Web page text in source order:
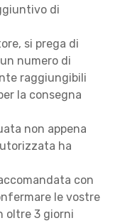
di
si prega di
numero di
raggiungibili
la consegna
non appena
ha
con
le vostre
oltre 3 giorni